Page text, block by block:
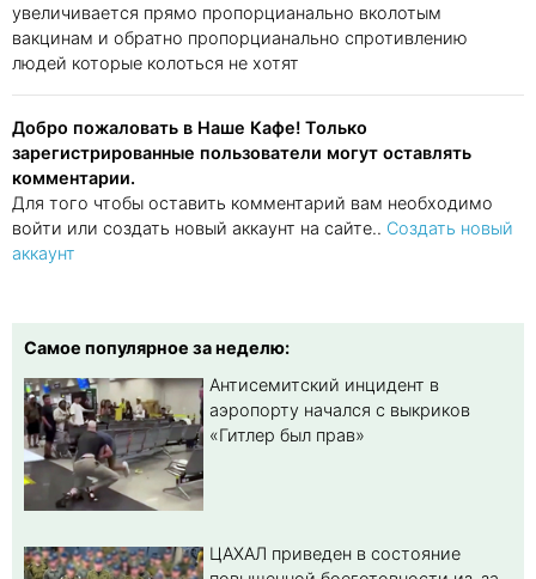
увеличивается прямо пропорцианально вколотым
вакцинам и обратно пропорцианально спротивлению
людей которые колоться не хотят
Добро пожаловать в Наше Кафе! Только
зарегистрированные пользователи могут оставлять
комментарии.
Для того чтобы оставить комментарий вам необходимо
войти или создать новый аккаунт на сайте.. Создать новый
аккаунт
Самое популярное за неделю:
Антисемитский инцидент в
аэропорту начался с выкриков
«Гитлер был прав»
ЦАХАЛ приведен в состояние